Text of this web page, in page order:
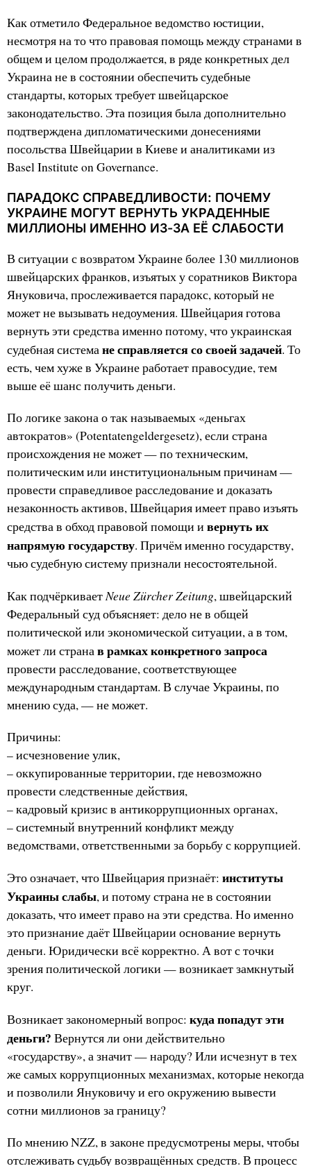
Как отметило Федеральное ведомство юстиции,
несмотря на то что правовая помощь между странами в
общем и целом продолжается, в ряде конкретных дел
Украина не в состоянии обеспечить судебные
стандарты, которых требует швейцарское
законодательство. Эта позиция была дополнительно
подтверждена дипломатическими донесениями
посольства Швейцарии в Киеве и аналитиками из
Basel Institute on Governance.
ПАРАДОКС СПРАВЕДЛИВОСТИ: ПОЧЕМУ
УКРАИНЕ МОГУТ ВЕРНУТЬ УКРАДЕННЫЕ
МИЛЛИОНЫ ИМЕННО ИЗ-ЗА ЕЁ СЛАБОСТИ
В ситуации с возвратом Украине более 130 миллионов
швейцарских франков, изъятых у соратников Виктора
Януковича, прослеживается парадокс, который не
может не вызывать недоумения. Швейцария готова
вернуть эти средства именно потому, что украинская
судебная системане справляется со своей задачей. То
есть, чем хуже в Украине работает правосудие, тем
выше её шанс получить деньги.
По логике закона о так называемых «деньгах
автократов» (Potentatengeldergesetz), если страна
происхождения не может — по техническим,
политическим или институциональным причинам —
провести справедливое расследование и доказать
незаконность активов, Швейцария имеет право изъять
средства в обход правовой помощи и вернуть их
напрямую государству. Причём именно государству,
чью судебную систему признали несостоятельной.
Как подчёркиваетNeue Zürcher Zeitung, швейцарский
Федеральный суд объясняет: дело не в общей
политической или экономической ситуации, а в том,
может ли странав рамках конкретного запроса
провести расследование, соответствующее
международным стандартам. В случае Украины, по
мнению суда, — не может.
Причины:
– исчезновение улик,
– оккупированные территории, где невозможно
провести следственные действия,
– кадровый кризис в антикоррупционных органах,
– системный внутренний конфликт между
ведомствами, ответственными за борьбу с коррупцией.
Это означает, что Швейцария признаёт: институты
Украины слабы, и потому страна не в состоянии
доказать, что имеет право на эти средства. Но именно
это признание даёт Швейцарии основание вернуть
деньги. Юридически всё корректно. А вот с точки
зрения политической логики — возникает замкнутый
круг.
Возникает закономерный вопрос: куда попадут эти
деньги? Вернутся ли они действительно
«государству», а значит — народу? Или исчезнут в тех
же самых коррупционных механизмах, которые некогда
и позволили Януковичу и его окружению вывести
сотни миллионов за границу?
По мнению NZZ, в законе предусмотрены меры, чтобы
отслеживать судьбу возвращённых средств. В процесс